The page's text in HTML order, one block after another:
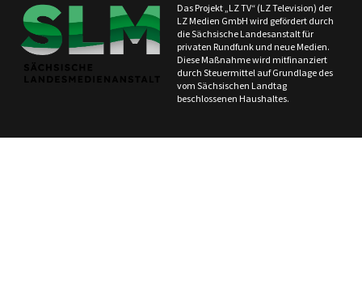
Das Projekt „LZ TV“ (LZ Television) der
LZ Medien GmbH wird gefördert durch
die Sächsische Landesanstalt für
privaten Rundfunk und neue Medien.
Diese Maßnahme wird mitfinanziert
durch Steuermittel auf Grundlage des
vom Sächsischen Landtag
beschlossenen Haushaltes.